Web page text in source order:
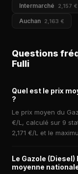
Intermarché 2,157 €
Auchan 2,163 €
Questions
Fulli
Quel est le prix
?
Le prix moyen du
€/L, calculé sur 9
2,171 €/L et le
Le Gazole
moyenne